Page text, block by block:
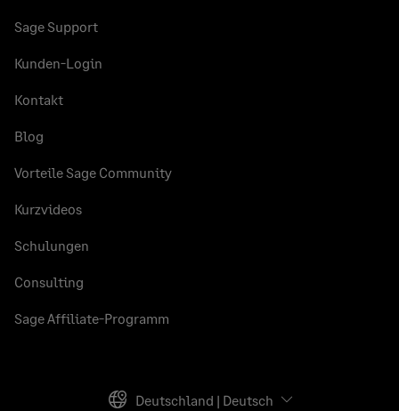
Sage Support
Kunden-Login
Kontakt
Blog
Vorteile Sage Community
Kurzvideos
Schulungen
Consulting
Sage Affiliate-Programm
Deutschland | Deutsch